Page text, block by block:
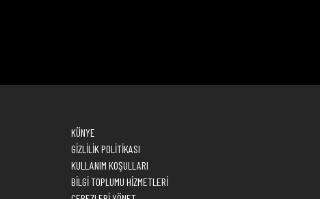
KÜNYE
GİZLİLİK POLİTİKASI
KULLANIM KOŞULLARI
BİLGİ TOPLUMU HİZMETLERİ